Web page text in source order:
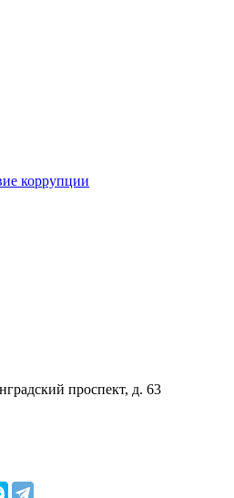
коррупции
проспект, д. 63